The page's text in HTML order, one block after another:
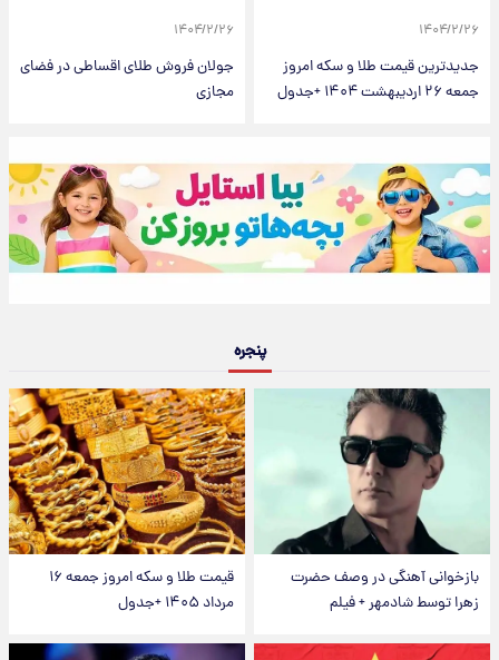
۱۴۰۴/۲/۲۶
جدیدترین قیمت طلا و سکه امروز
جمعه ۲۶ اردیبهشت ۱۴۰۴ +جدول
۱۴۰۴/۲/۲۶
جولان فروش طلای اقساطی در فضای
مجازی
پنجره
بازخوانی آهنگی در وصف حضرت
زهرا توسط شادمهر + فیلم
قیمت طلا و سکه امروز جمعه ۱۶
مرداد ۱۴۰۵ +جدول